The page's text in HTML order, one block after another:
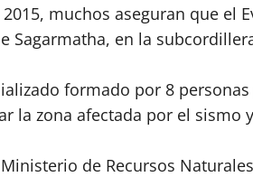
muchos aseguran que el
en la
formado por 8
zona afectada por el sismo
de Recursos